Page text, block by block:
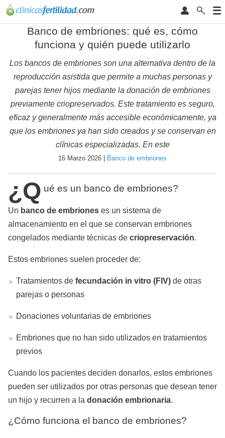
Banco de embriones: qué es, cómo
funciona y quién puede utilizarlo
Los bancos de embriones son una alternativa dentro de la
reproducción asistida que permite a muchas personas y
parejas tener hijos mediante la donación de embriones
previamente criopreservados. Este tratamiento es seguro,
eficaz y generalmente más accesible económicamente, ya
que los embriones ya han sido creados y se conservan en
clínicas especializadas. En este
16 Marzo 2026 | Banco de embriones
¿Q ué es un banco de embriones?
Un banco de embriones es un sistema de
almacenamiento en el que se conservan embriones
congelados mediante técnicas de criopreservación.
Estos embriones suelen proceder de:
Tratamientos de fecundación in vitro (FIV) de otras
parejas o personas
Donaciones voluntarias de embriones
Embriones que no han sido utilizados en tratamientos
previos
Cuando los pacientes deciden donarlos, estos embriones
pueden ser utilizados por otras personas que desean tener
un hijo y recurren a la donación embrionaria.
¿Cómo funciona el banco de embriones?